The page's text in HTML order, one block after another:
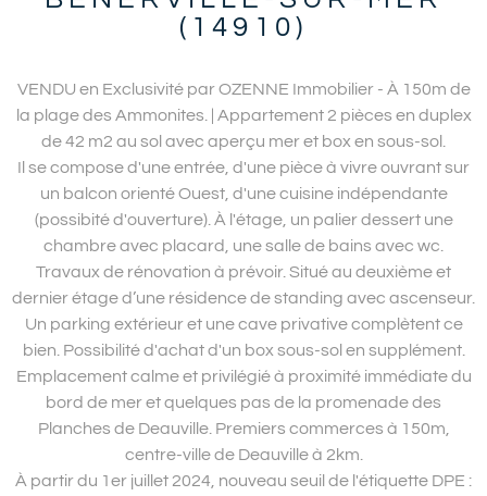
(14910)
VENDU en Exclusivité par OZENNE Immobilier - À 150m de
la plage des Ammonites. | Appartement 2 pièces en duplex
de 42 m2 au sol avec aperçu mer et box en sous-sol.
Il se compose d'une entrée, d'une pièce à vivre ouvrant sur
un balcon orienté Ouest, d'une cuisine indépendante
(possibité d'ouverture). À l'étage, un palier dessert une
chambre avec placard, une salle de bains avec wc.
Travaux de rénovation à prévoir. Situé au deuxième et
dernier étage d’une résidence de standing avec ascenseur.
Un parking extérieur et une cave privative complètent ce
bien. Possibilité d'achat d'un box sous-sol en supplément.
Emplacement calme et privilégié à proximité immédiate du
bord de mer et quelques pas de la promenade des
Planches de Deauville. Premiers commerces à 150m,
centre-ville de Deauville à 2km.
À partir du 1er juillet 2024, nouveau seuil de l'étiquette DPE :